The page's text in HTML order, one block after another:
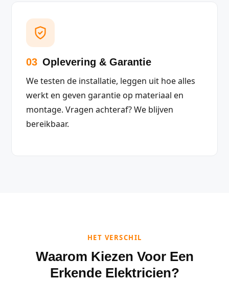
03 Oplevering & Garantie
We testen de installatie, leggen uit hoe alles
werkt en geven garantie op materiaal en
montage. Vragen achteraf? We blijven
bereikbaar.
HET VERSCHIL
Waarom Kiezen Voor Een
Erkende Elektricien?